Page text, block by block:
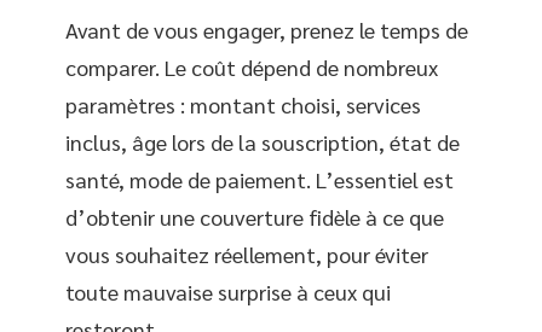
Avant de vous engager, prenez le temps de
comparer. Le coût dépend de nombreux
paramètres : montant choisi, services
inclus, âge lors de la souscription, état de
santé, mode de paiement. L’essentiel est
d’obtenir une couverture fidèle à ce que
vous souhaitez réellement, pour éviter
toute mauvaise surprise à ceux qui